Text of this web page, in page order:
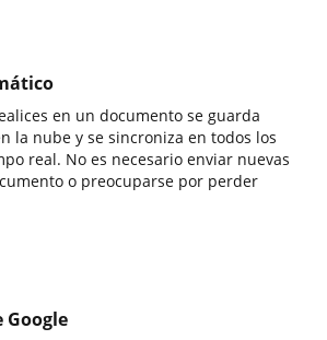
en un documento se guarda
la nube y se sincroniza en todos los
real. No es necesario enviar nuevas
o preocuparse por perder
Google